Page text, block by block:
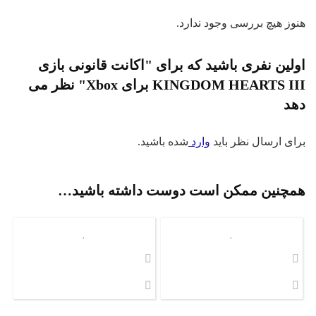
هیچ بررسی وجود ندارد.
نفری باشید که برای "اکانت قانونی بازی
KINGDOM HEARTS III برای Xbox" نظر می
ارسال نظر باید وارد شده باشید.
ممکن است دوست داشته باشید…